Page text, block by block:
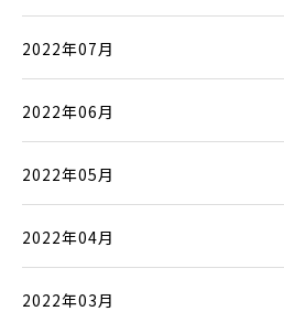
2022年07月
2022年06月
2022年05月
2022年04月
2022年03月